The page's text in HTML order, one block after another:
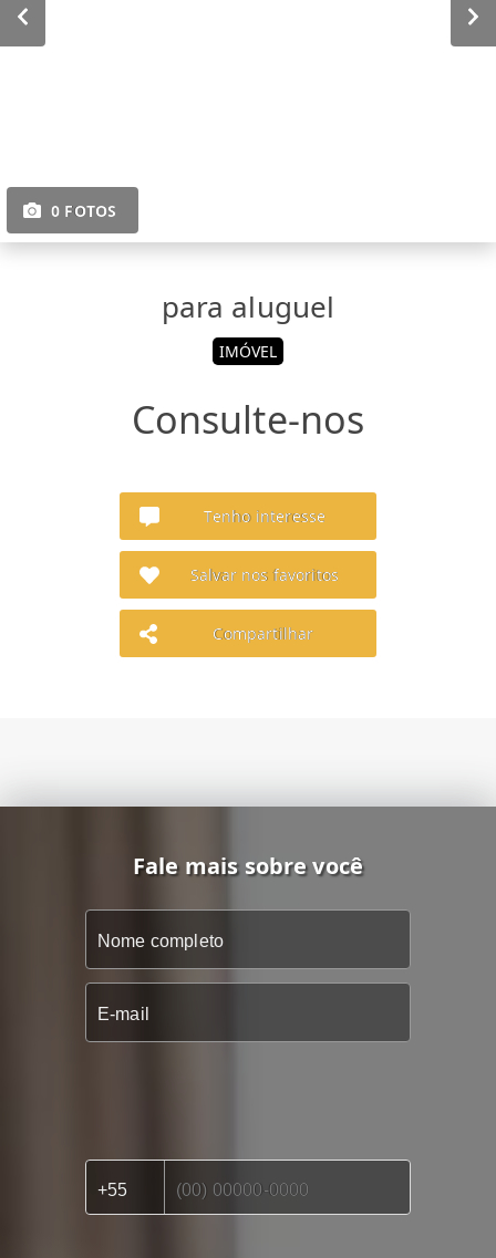
0 FOTOS
para aluguel
IMÓVEL
Consulte-nos
Tenho interesse
Salvar nos favoritos
Compartilhar
Fale mais sobre você